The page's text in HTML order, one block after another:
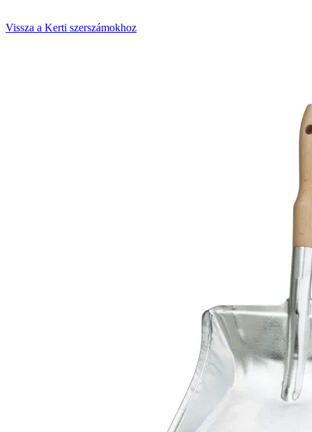
Vissza a Kerti szerszámokhoz